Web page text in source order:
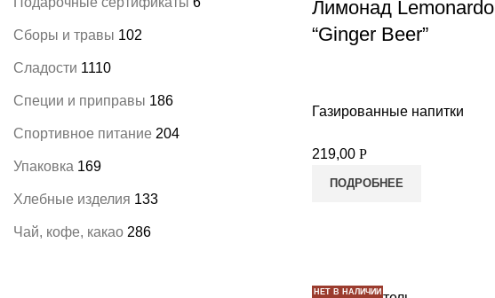
Сборы и травы 102
Сладости 1110
Специи и приправы 186
Спортивное питание 204
Упаковка 169
Хлебные изделия 133
Чай, кофе, какао 286
Лимонад Lemonardo
“Ginger Beer”
Газированные напитки
219,00 Р
ПОДРОБНЕЕ
НЕТ В НАЛИЧИИ